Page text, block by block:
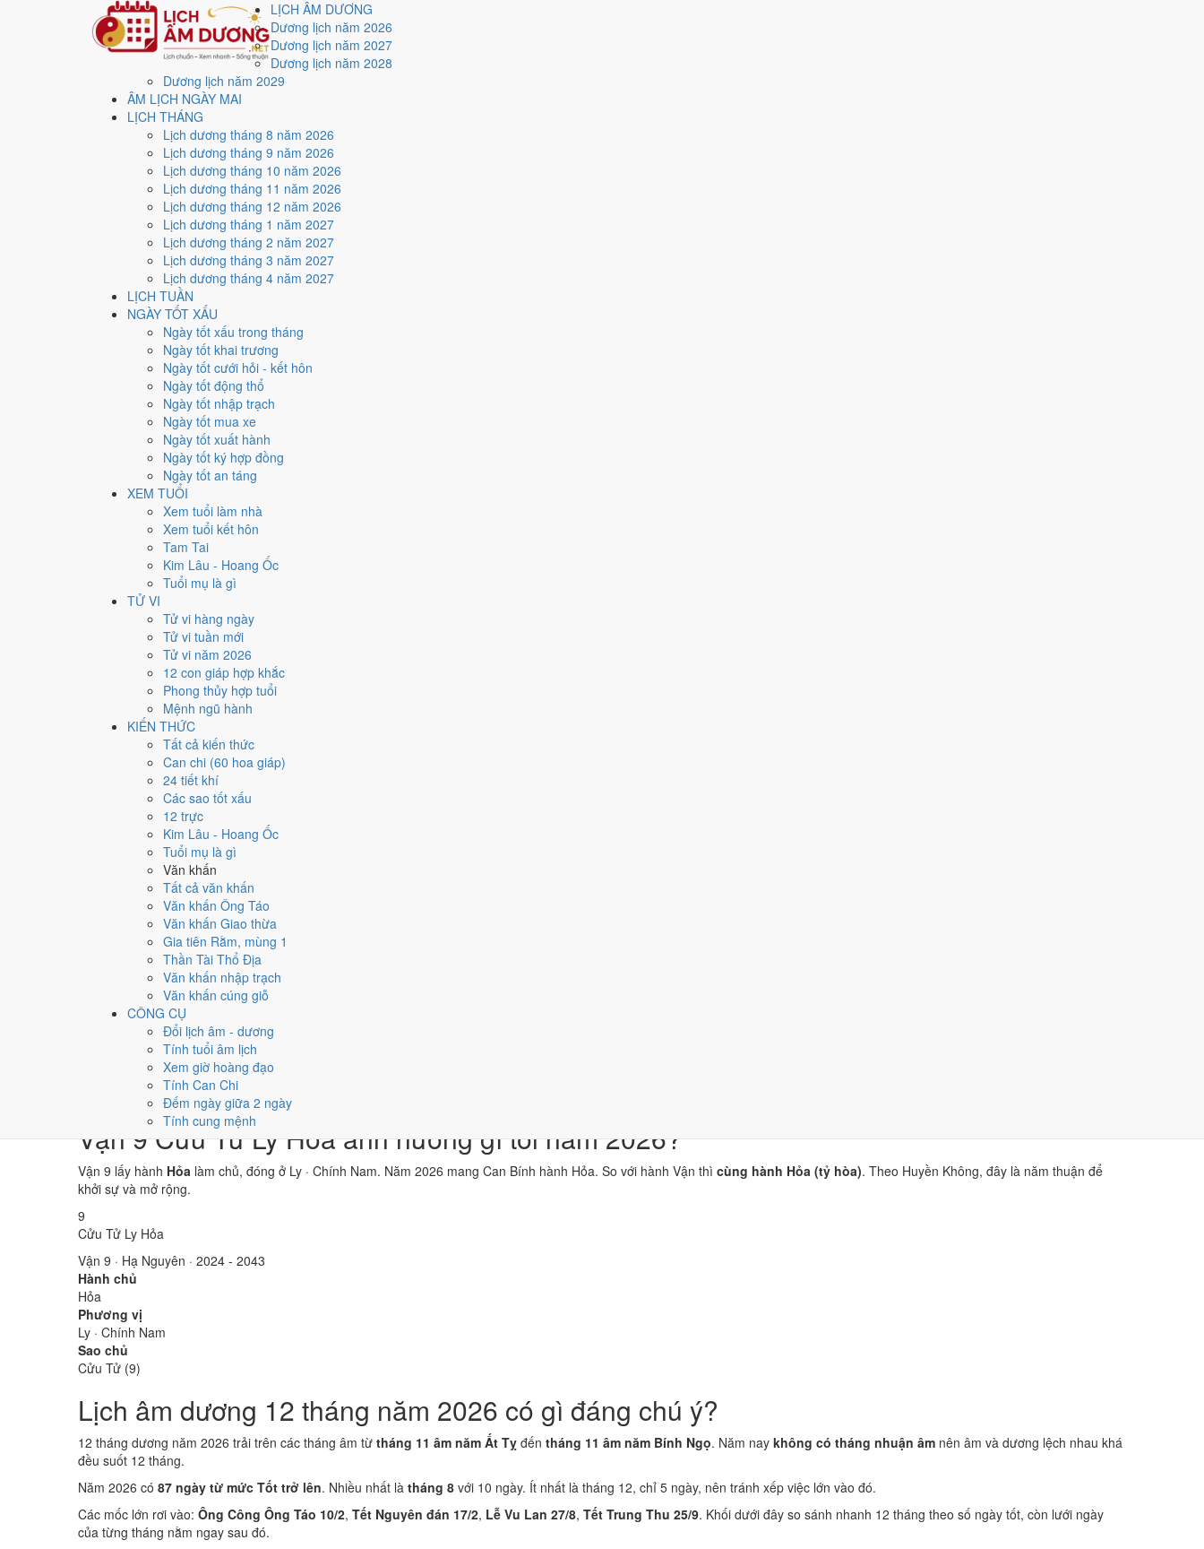
LỊCH ÂM DƯƠNG
Dương lịch năm 2026
Dương lịch năm 2027
Dương lịch năm 2028
Dương lịch năm 2029
ÂM LỊCH NGÀY MAI
LỊCH THÁNG
Lịch dương tháng 8 năm 2026
Lịch dương tháng 9 năm 2026
Lịch dương tháng 10 năm 2026
Lịch dương tháng 11 năm 2026
Lịch dương tháng 12 năm 2026
Lịch dương tháng 1 năm 2027
Lịch dương tháng 2 năm 2027
Lịch dương tháng 3 năm 2027
Lịch dương tháng 4 năm 2027
LỊCH TUẦN
NGÀY TỐT XẤU
Ngày tốt xấu trong tháng
Ngày tốt khai trương
Ngày tốt cưới hỏi - kết hôn
Ngày tốt động thổ
Ngày tốt nhập trạch
Ngày tốt mua xe
Ngày tốt xuất hành
Ngày tốt ký hợp đồng
Ngày tốt an táng
XEM TUỔI
Xem tuổi làm nhà
Xem tuổi kết hôn
Tam Tai
Kim Lâu - Hoang Ốc
Tuổi mụ là gì
TỬ VI
Tử vi hàng ngày
Tử vi tuần mới
Tử vi năm 2026
12 con giáp hợp khắc
Phong thủy hợp tuổi
Mệnh ngũ hành
KIẾN THỨC
Tất cả kiến thức
Can chi (60 hoa giáp)
24 tiết khí
Các sao tốt xấu
12 trực
Kim Lâu - Hoang Ốc
Tuổi mụ là gì
Văn khấn
Tất cả văn khấn
Văn khấn Ông Táo
Văn khấn Giao thừa
Gia tiên Rằm, mùng 1
Thần Tài Thổ Địa
Văn khấn nhập trạch
Văn khấn cúng giỗ
CÔNG CỤ
Đổi lịch âm - dương
Tính tuổi âm lịch
Xem giờ hoàng đạo
Tính Can Chi
Đếm ngày giữa 2 ngày
Tính cung mệnh
Trang chủ
Lịch năm 2026
Lịch âm dương năm 2026 - Bính Ngọ · Cửu Tử Ly Hỏa
Nguyễn Minh An·Cập nhật: 30/07/2026
2026 (Bính Ngọ), Tết Nguyên đán vào17/2/2026
Bính Ngọ 2026có Thiên Can Bính hành Hỏa, Địa Chi Ngọ hành Hỏa. Nạp Âm là
87 ngày đạt mức Tốt trở lên, dồn nhiều nhất vào
Tết Nguyên đán rơi vào 17/2/2026
Ngày tốt trở lên
Ngày bình thường
Năm 2026 là năm con gì, mệnh gì?
Năm 2026 là nămBính Ngọ , Nạp Âm
Cách tính cặp can chi này nằm ở bài
Bính Ngọ (Hỏa × Hỏa)
Thiên Hà Thủy
Cửu Tử Ly Hỏa
Bảng phân tích Can Chi năm Bính Ngọ
Chi tiết
Thiên Can (Bính)
HỏaDương
Địa Chi (Ngọ)
HỏaDương · Con Ngọ
· Thiên Hà Thủy
Hỏa Ngọ (chính cung)
Màu hợp năm
Đỏ Xanh lá
Hoàng Đạo / Hắc Đạo183/182ngày
Luận giải ngũ hành, Thái Tuế và màu hợp ở trên là quan niệm dân gian. Nguồn tham chiếu:
không phải kết luận khoa học.
Vận 9 Cửu Tử Ly Hỏa ảnh hưởng gì tới năm 2026?
Vận 9 lấy hành Hỏa làm chủ, đóng ở Ly · Chính Nam. Năm 2026 mang Can Bính hành Hỏa. So với hành Vận thì cùng hành Hỏa (tỷ hòa). Theo Huyền Không, đây là năm thuận để
khởi sự và mở rộng.
9
Cửu Tử Ly Hỏa
Vận 9 · Hạ Nguyên · 2024 - 2043
Hành chủ
Hỏa
Phương vị
Ly · Chính Nam
Sao chủ
Cửu Tử (9)
Lịch âm dương 12 tháng năm 2026 có gì đáng chú ý?
12 tháng dương năm 2026 trải trên các tháng âm từ tháng 11 âm năm Ất Tỵ đến tháng 11 âm năm Bính Ngọ. Năm nay không có tháng nhuận âm nên âm và dương lệch nhau khá
đều suốt 12 tháng.
Năm 2026 có 87 ngày từ mức Tốt trở lên. Nhiều nhất là tháng 8 với 10 ngày. Ít nhất là tháng 12, chỉ 5 ngày, nên tránh xếp việc lớn vào đó.
Các mốc lớn rơi vào: Ông Công Ông Táo 10/2, Tết Nguyên đán 17/2, Lễ Vu Lan 27/8, Tết Trung Thu 25/9. Khối dưới đây so sánh nhanh 12 tháng theo số ngày tốt, còn lưới ngày
của từng tháng nằm ngay sau đó.